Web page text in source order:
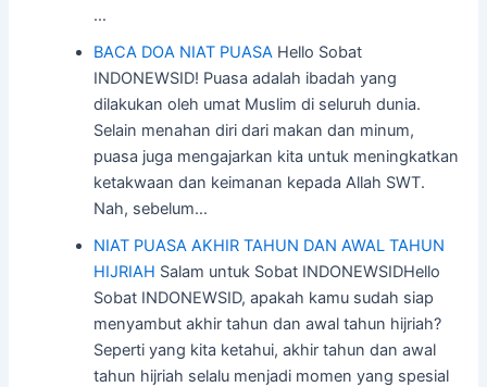
…
BACA DOA NIAT PUASA Hello Sobat
INDONEWSID! Puasa adalah ibadah yang
dilakukan oleh umat Muslim di seluruh dunia.
Selain menahan diri dari makan dan minum,
puasa juga mengajarkan kita untuk meningkatkan
ketakwaan dan keimanan kepada Allah SWT.
Nah, sebelum…
NIAT PUASA AKHIR TAHUN DAN AWAL TAHUN
HIJRIAH Salam untuk Sobat INDONEWSIDHello
Sobat INDONEWSID, apakah kamu sudah siap
menyambut akhir tahun dan awal tahun hijriah?
Seperti yang kita ketahui, akhir tahun dan awal
tahun hijriah selalu menjadi momen yang spesial